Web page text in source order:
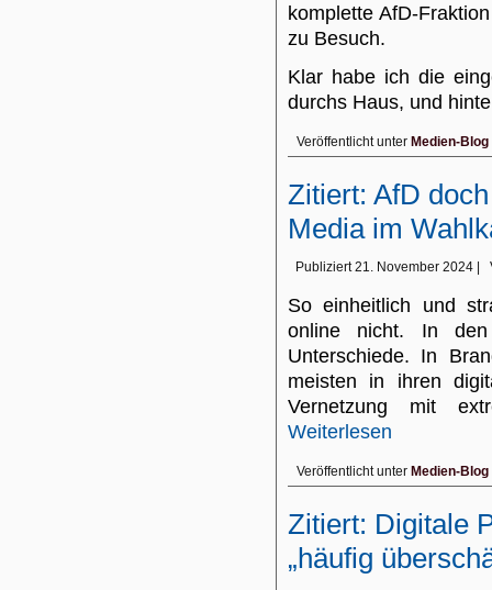
komplette AfD-
zu Besuch.
Klar habe ich die
durchs Haus, und
Veröffentlicht unter Medien-Blog
Zitiert: AfD
Media im
Publiziert 21. November 2024
So einheitlich und
online nicht. In den
Unterschiede. In
meisten in ihren
Vernetzung mit
Weiterlesen
Veröffentlicht unter Medien-Blog
Zitiert: Digitale
„häufig